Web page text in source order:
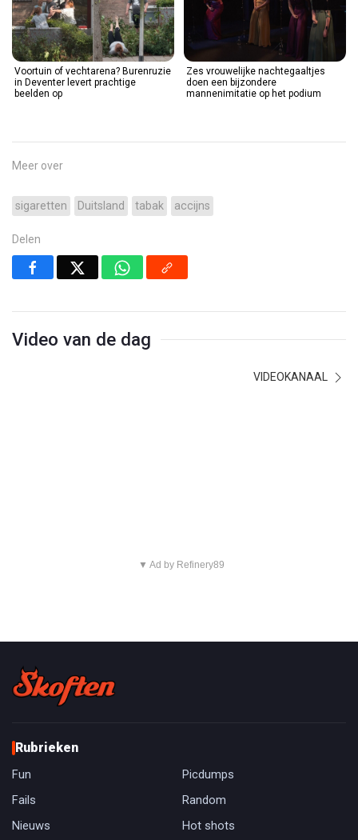
Voortuin of vechtarena? Burenruzie
in Deventer levert prachtige
beelden op
Zes vrouwelijke nachtegaaltjes
doen een bijzondere
mannenimitatie op het podium
Meer over
sigaretten Duitsland tabak accijns
Delen
Video van de dag
VIDEOKANAAL
▼ Ad by Refinery89
Rubrieken
Fun
Picdumps
Fails
Random
Nieuws
Hot shots